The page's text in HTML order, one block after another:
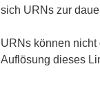
sich URNs zur
URNs können
Auflösung dieses